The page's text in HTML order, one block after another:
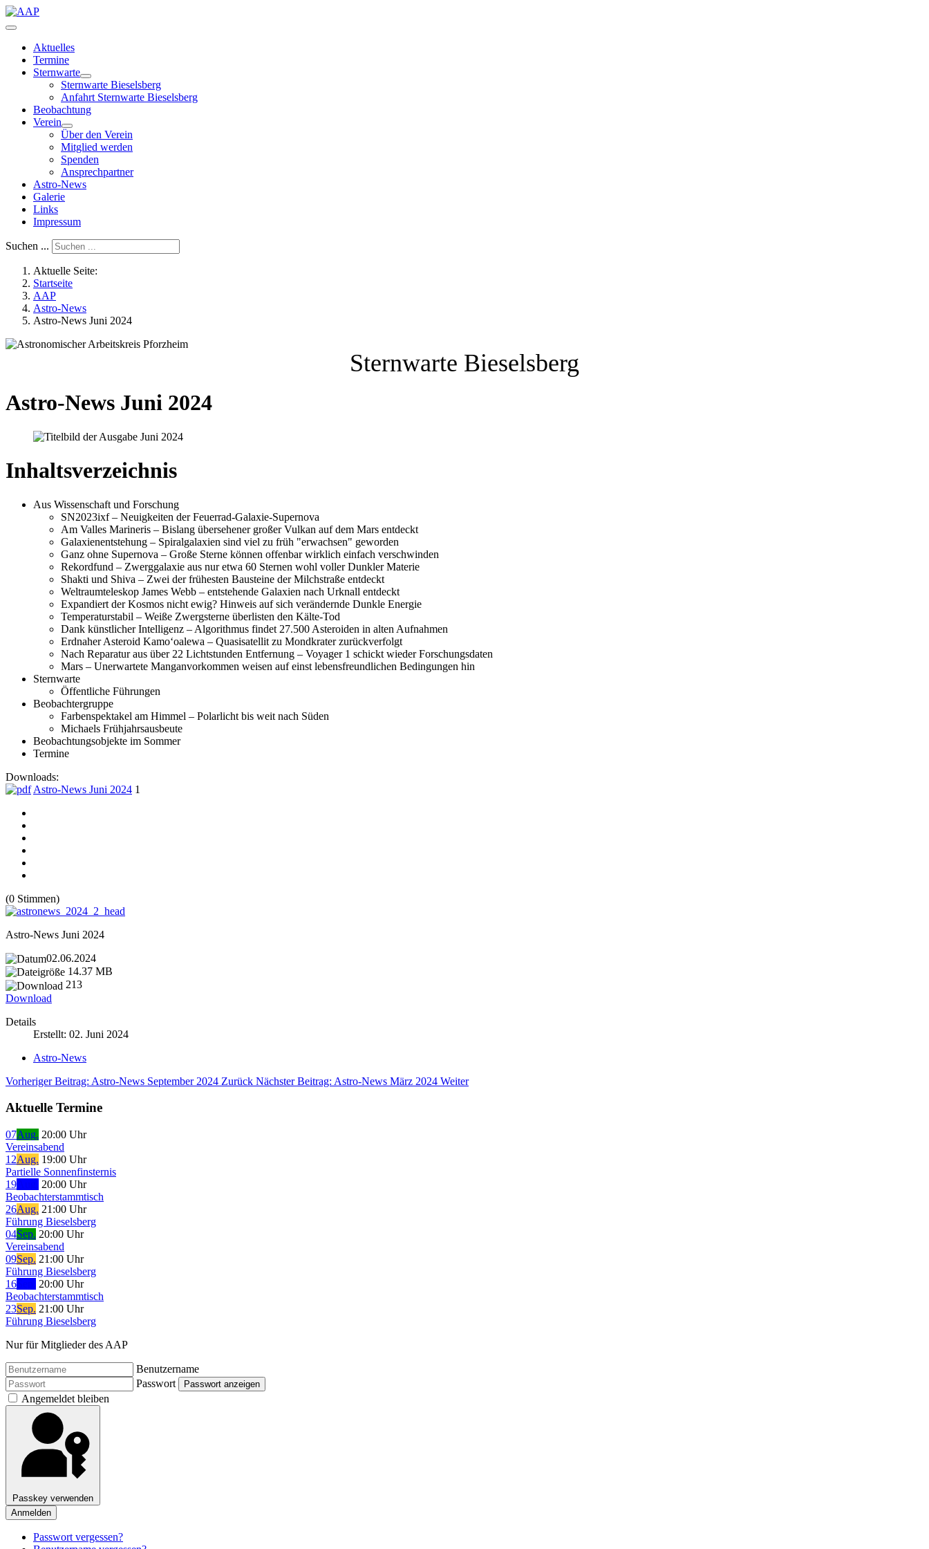
Aktuelles
Termine
Sternwarte
Sternwarte Bieselsberg
Anfahrt Sternwarte Bieselsberg
Beobachtung
Verein
Über den Verein
Mitglied werden
Spenden
Ansprechpartner
Astro-News
Galerie
Links
Impressum
Suchen ...
Aktuelle Seite:
Startseite
AAP
Astro-News
Astro-News Juni 2024
Sternwarte Bieselsberg
Astro-News Juni 2024
Inhaltsverzeichnis
Aus Wissenschaft und Forschung
SN2023ixf – Neuigkeiten der Feuerrad-Galaxie-Supernova
Am Valles Marineris – Bislang übersehener großer Vulkan auf dem Mars entdeckt
Galaxienentstehung – Spiralgalaxien sind viel zu früh "erwachsen" geworden
Ganz ohne Supernova – Große Sterne können offenbar wirklich einfach verschwinden
Rekordfund – Zwerggalaxie aus nur etwa 60 Sternen wohl voller Dunkler Materie
Shakti und Shiva – Zwei der frühesten Bausteine der Milchstraße entdeckt
Weltraumteleskop James Webb – entstehende Galaxien nach Urknall entdeckt
Expandiert der Kosmos nicht ewig? Hinweis auf sich verändernde Dunkle Energie
Temperaturstabil – Weiße Zwergsterne überlisten den Kälte-Tod
Dank künstlicher Intelligenz – Algorithmus findet 27.500 Asteroiden in alten Aufnahmen
Erdnaher Asteroid Kamoʻoalewa – Quasisatellit zu Mondkrater zurückverfolgt
Nach Reparatur aus über 22 Lichtstunden Entfernung – Voyager 1 schickt wieder Forschungsdaten
Mars – Unerwartete Manganvorkommen weisen auf einst lebensfreundlichen Bedingungen hin
Sternwarte
Öffentliche Führungen
Beobachtergruppe
Farbenspektakel am Himmel – Polarlicht bis weit nach Süden
Michaels Frühjahrsausbeute
Beobachtungsobjekte im Sommer
Termine
Downloads:
Astro-News Juni 2024 1
(0 Stimmen)
Astro-News Juni 2024
02.06.2024
14.37 MB
213
Download
Details
Erstellt: 02. Juni 2024
Astro-News
Vorheriger Beitrag: Astro-News September 2024 Zurück Nächster Beitrag: Astro-News März 2024 Weiter
Aktuelle Termine
07Aug. 20:00 Uhr
Vereinsabend
12Aug. 19:00 Uhr
Partielle Sonnenfinsternis
19
20:00 Uhr
Beobachterstammtisch
26Aug. 21:00 Uhr
Führung Bieselsberg
04Sep. 20:00 Uhr
Vereinsabend
09Sep. 21:00 Uhr
Führung Bieselsberg
16
20:00 Uhr
Beobachterstammtisch
23Sep. 21:00 Uhr
Führung Bieselsberg
Nur für Mitglieder des AAP
Benutzername
Passwort
Passwort anzeigen
Angemeldet bleiben
Passkey verwenden
Anmelden
Passwort vergessen?